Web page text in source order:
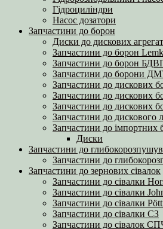
Гідроциліндри
Насос дозатори
Запчастини до борон
Диски до дискових
Запчастини до борон
Запчастини до борон
Запчастини до борони
Запчастини до дискових
Запчастини до дискових
Запчастини до дискових
Запчастини до
Запчастини до імпортних
Диски
Запчастини до
Запчастини до
Запчастини до зернових сівалок
Запчастини до сівалки
Запчастини до сівалки
Запчастини до сівалки
Запчастини до сівалки СЗ
Запчастини до сівалок